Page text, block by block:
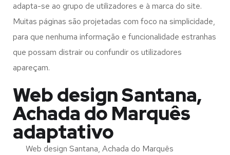
adapta-se ao grupo de utilizadores e à marca do site.
Muitas páginas são projetadas com foco na simplicidade,
para que nenhuma informação e funcionalidade estranhas
que possam distrair ou confundir os utilizadores
apareçam.
Web design Santana,
Achada do Marquês
adaptativo
Web design Santana, Achada do Marquês